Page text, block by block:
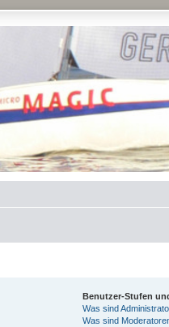
Benutzer-Stufen
Was sind
Was sind